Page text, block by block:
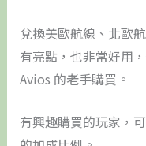
兌換美歐航線、北歐
有亮點，也非常好用
Avios 的老手購買。
有興趣購買的玩家，